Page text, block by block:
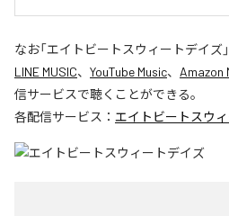
なお「エイトビートスウィートデイズ
LINE MUSIC、 YouTube Music、 Amazon
信サービスで聴くことができる。
各配信サービス： エイトビートスウ